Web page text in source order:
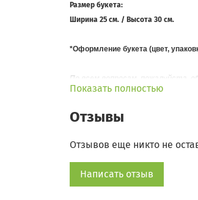
Размер букета:
Ширина 25 см. / Высота 30 см.
*Оформление букета (цвет,
По всем вопросам, пожалуйста,
Телефон: +7 (495) 155-75-20 / +7
Показать полностью
Отзывы
Отзывов еще никто не
Написать отзыв